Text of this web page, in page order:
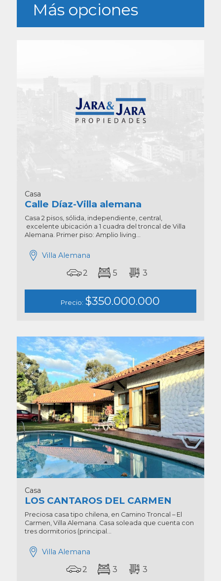
Más opciones
Casa
Calle Díaz-Villa alemana
Casa 2 pisos, sólida, independiente, central,
excelente ubicación a 1 cuadra del troncal de Villa
Alemana. Primer piso: Amplio living...
Villa Alemana
2 5 3
Precio: $350.000.000
Casa
LOS CANTAROS DEL CARMEN
Preciosa casa tipo chilena, en Camino Troncal – El
Carmen, Villa Alemana. Casa soleada que cuenta con
tres dormitorios (principal...
Villa Alemana
2 3 3